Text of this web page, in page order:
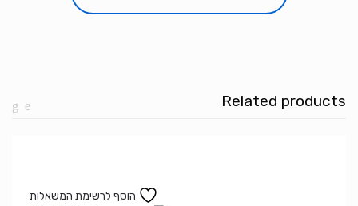
Related products
הוסף לרשימת המשאלות